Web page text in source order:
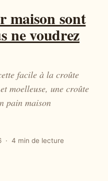
maison sont
ne voudrez
facile à la croûte
moelleuse, une croûte
pain maison
4 min de lecture